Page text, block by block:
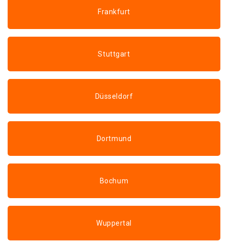
Frankfurt
Stuttgart
Düsseldorf
Dortmund
Bochum
Wuppertal